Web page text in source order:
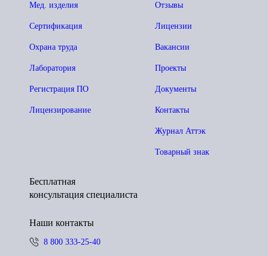
Отзывы
Лицензии
Вакансии
Проекты
Документы
Контакты
Журнал Аттэк
Товарный знак
Мед. изделия
Сертификация
Охрана труда
Лаборатория
Регистрация ПО
Лицензирование
Бесплатная
консультация специалиста
Наши контакты
8 800 333-25-40